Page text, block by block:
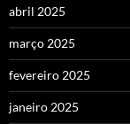
abril 2025
março 2025
fevereiro 2025
janeiro 2025